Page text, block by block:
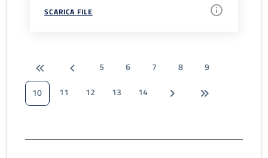
SCARICA FILE
5 6 7 8
9
10
11 12 13 14